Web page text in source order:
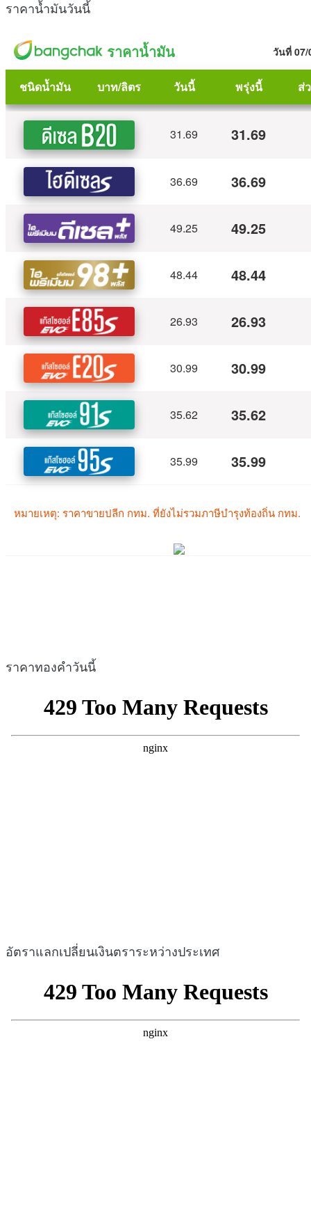
ราคาน้ำมันวันนี้
ราคาทองคำวันนี้
อัตราแลกเปลี่ยนเงินตราระหว่างประเทศ